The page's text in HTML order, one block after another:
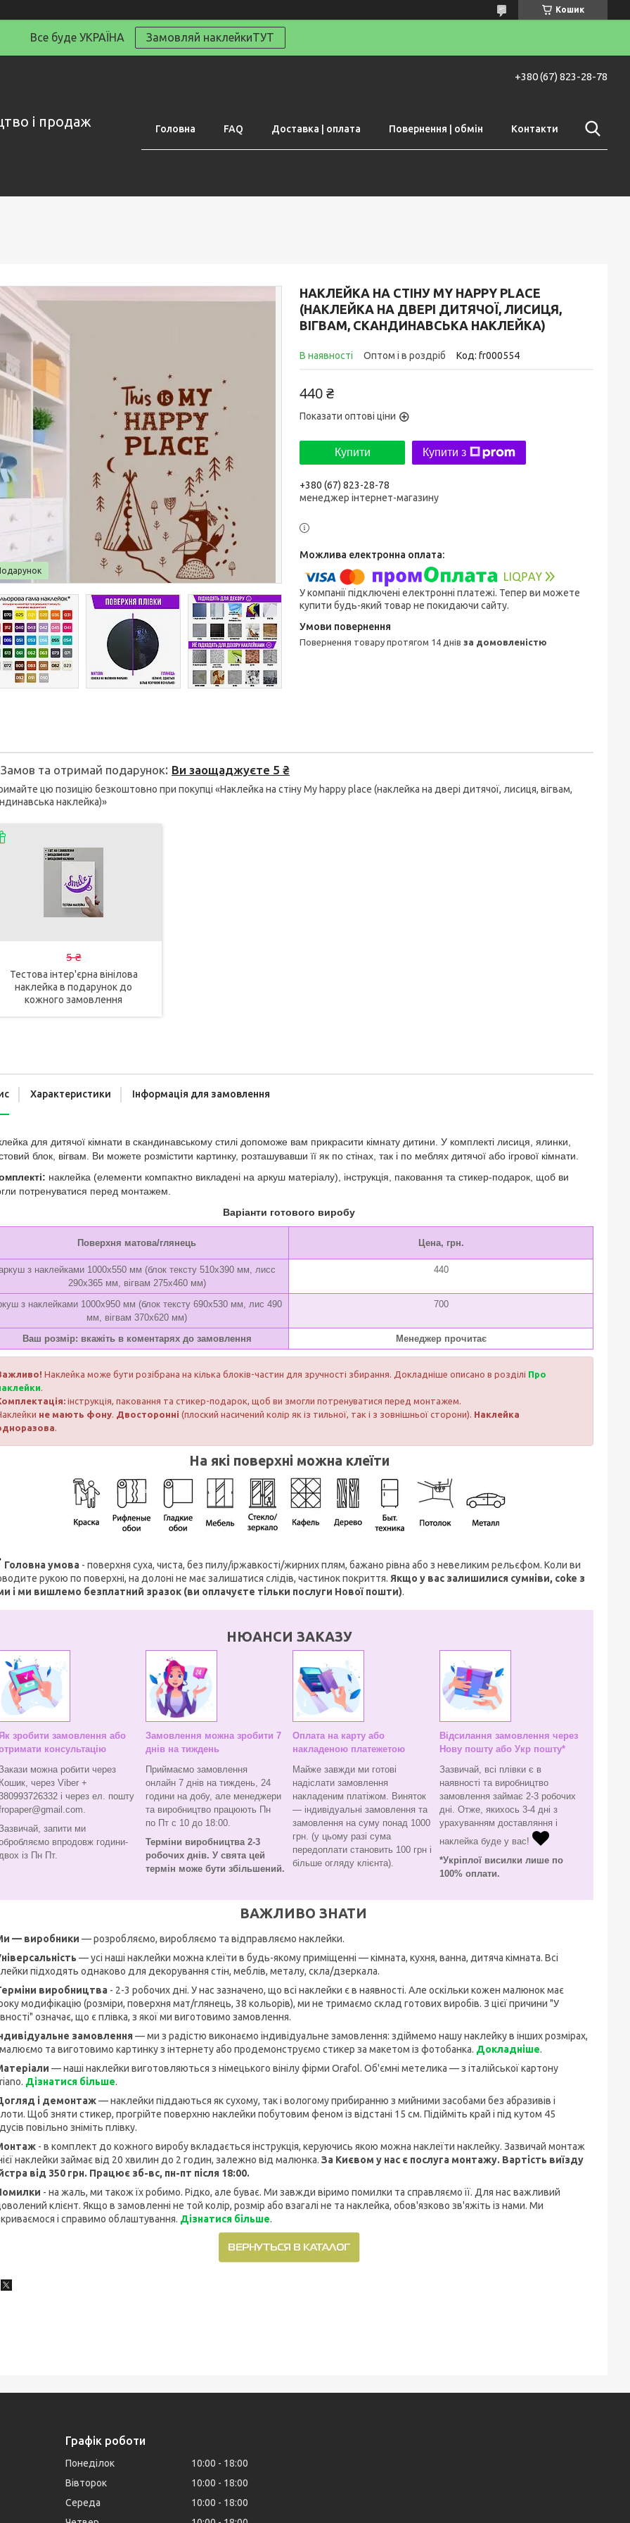
Кошик
Все буде УКРАЇНА Замовляй наклейкиТУТ
+380 (67) 823-28-78
і продаж
Головна FAQ Доставка | оплата Повернення | обмін Контакти
НАКЛЕЙКА НА СТІНУ MY HAPPY PLACE
(НАКЛЕЙКА НА ДВЕРІ ДИТЯЧОЇ, ЛИСИЦЯ,
ВІГВАМ, СКАНДИНАВСЬКА НАКЛЕЙКА)
В наявності Оптом і в роздріб Код: fr000554
440 ₴
Показати оптові ціни
Купити Купити з
+380 (67) 823-28-78
менеджер інтернет-магазину
У компанії підключені електронні платежі. Тепер ви можете
купити будь-який товар не покидаючи сайту.
повернення товару протягом 14 днів за домовленістю
Замов та отримай подарунок Ви заощаджуєте 5 ₴
цю позицію безкоштовно при покупці «Наклейка на стіну My happy place (наклейка на двері дитячої, лисиця, вігвам,
наклейка)»
5 ₴
Тестова інтер'єрна вінілова
наклейка в подарунок до
кожного замовлення
Характеристики Інформація для замовлення
для дитячої кімнати в скандинавському стилі допоможе вам прикрасити кімнату дитини. У комплекті лисиця, ялинки,
блок, вігвам. Ви можете розмістити картинку, розташувавши її як по стінах, так і по меблях дитячої або ігрової кімнати.
наклейка (елементи компактно викладені на аркуш матеріалу), інструкція, паковання та стикер-подарок, щоб ви
потренуватися перед монтажем.
Варіанти готового виробу
Поверхня матова/глянець Цена, грн.
з наклейками 1000х550 мм (блок тексту 510х390 мм, лисс
290х365 мм, вігвам 275х460 мм)
440
з наклейками 1000х950 мм (блок тексту 690х530 мм, лис 490
мм, вігвам 370х620 мм)
700
Ваш розмір: вкажіть в коментарях до замовлення Менеджер прочитає
Наклейка може бути розібрана на кілька блоків-частин для зручності збирання. Докладніше описано в розділі Про
.
інструкція, паковання та стикер-подарок, щоб ви змогли потренуватися перед монтажем.
не мають фону. Двосторонні (плоский насичений колір як із тильної, так і з зовнішньої сторони). Наклейка
.
На які поверхні можна клеїти
Головна умова - поверхня суха, чиста, без пилу/іржавкості/жирних плям, бажано рівна або з невеликим рельєфом. Коли ви
рукою по поверхні, на долоні не має залишатися слідів, частинок покриття. Якщо у вас залишилися сумніви, coke з
і ми вишлемо безплатний зразок (ви оплачуєте тільки послуги Нової пошти).
НЮАНСИ ЗАКАЗУ
зробити замовлення або
консультацію
можна робити через
Кошик, через Viber +
і через ел. пошту
запити ми
впродовж години-
двох із Пн Пт.
Замовлення можна зробити 7
днів на тиждень
Приймаємо замовлення
онлайн 7 днів на тиждень, 24
години на добу, але менеджери
та виробництво працюють Пн
по Пт с 10 до 18:00.
Терміни виробництва 2-3
робочих днів. У свята цей
термін може бути збільшений.
Оплата на карту або
накладеною платежетою
Майже завжди ми готові
надіслати замовлення
накладеним платіжом. Виняток
— індивідуальні замовлення та
замовлення на суму понад 1000
грн. (у цьому разі сума
передоплати становить 100 грн і
більше огляду клієнта).
Відсилання замовлення через
Нову пошту або Укр пошту*
Зазвичай, всі плівки є в
наявності та виробництво
замовлення займає 2-3 робочих
дні. Отже, якихось 3-4 дні з
урахуванням доставляння і
наклейка буде у вас!
*Укріплої висилки лише по
100% оплати.
ВАЖЛИВО ЗНАТИ
— виробники — розробляємо, виробляємо та відправляємо наклейки.
— усі наші наклейки можна клеїти в будь-якому приміщенні — кімната, кухня, ванна, дитяча кімната. Всі
підходять однаково для декорування стін, меблів, металу, скла/дзеркала.
виробництва - 2-3 робочих дні. У нас зазначено, що всі наклейки є в наявності. Але оскільки кожен малюнок має
модифікацію (розміри, поверхня мат/глянець, 38 кольорів), ми не тримаємо склад готових виробів. З цієї причини "У
означає, що є плівка, з якої ми виготовимо замовлення.
замовлення — ми з радістю виконаємо індивідуальне замовлення: здіймемо нашу наклейку в інших розмірах,
та виготовимо картинку з інтернету або продемонструємо стикер за макетом із фотобанка. Докладніше.
— наші наклейки виготовляються з німецького вінілу фірми Orafol. Об'ємні метелика — з італійської картону
Дізнатися більше.
і демонтаж— наклейки піддаються як сухому, так і вологому прибиранню з мийними засобами без абразивів і
Щоб зняти стикер, прогрійте поверхню наклейки побутовим феном із відстані 15 см. Підійміть край і під кутом 45
повільно зніміть плівку.
- в комплект до кожного виробу вкладається інструкція, керуючись якою можна наклеїти наклейку. Зазвичай монтаж
наклейки займає від 20 хвилин до 2 годин, залежно від малюнка. За Києвом у нас є послуга монтажу. Вартість виїзду
від 350 грн. Працює зб-вс, пн-пт після 18:00.
- на жаль, ми також їх робимо. Рідко, але буває. Ми завжди віримо помилки та справляємо її. Для нас важливий
клієнт. Якщо в замовленні не той колір, розмір або взагалі не та наклейка, обов'язково зв'яжіть із нами. Ми
і справимо облаштування. Дізнатися більше.
Графік роботи
Понеділок 10:00
18:00
Вівторок
10:00
18:00
Середа
10:00
18:00